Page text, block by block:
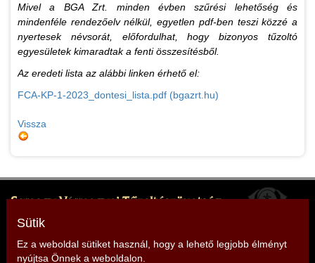
Mivel a BGA Zrt. minden évben szűrési lehetőség és
mindenféle rendezőelv nélkül, egyetlen pdf-ben teszi közzé a
nyertesek névsorát, előfordulhat, hogy bizonyos tűzoltó
egyesületek kimaradtak a fenti összesítésből.
Az eredeti lista az alábbi linken érhető el:
FCA-KP-1-2023_dontesi_lista.pdf (bgazrt.hu)
Vissza
Somogy Vármegyei Tűzoltószövetség
Cím: 7400 Kaposvár, Somssich P. u. 7.
Sütik
Ez a weboldal sütiket használ, hogy a lehető legjobb élményt
nyújtsa Önnek a weboldalon.